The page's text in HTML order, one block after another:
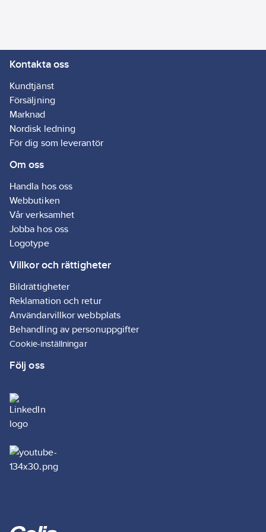
artikelnr:
4058075208513
Ean
artikelnr:
4058075208513
Materialklass
Kontakta oss
Kundtjänst
Försäljning
Marknad
Nordisk ledning
För dig som leverantör
Om oss
Handla hos oss
Webbutiken
Vår verksamhet
Jobba hos oss
Logotype
Villkor och rättigheter
Bildrättigheter
Reklamation och retur
Användarvillkor webbplats
Behandling av personuppgifter
Cookie-inställningar
Följ oss